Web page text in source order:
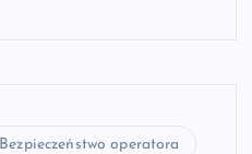
Bezpieczeństwo operatora